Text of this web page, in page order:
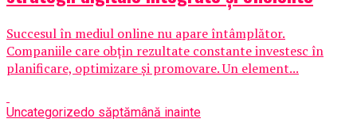
Succesul în mediul online nu apare întâmplător.
Companiile care obțin rezultate constante investesc în
planificare, optimizare și promovare. Un element...
Uncategorizedo săptămână inainte